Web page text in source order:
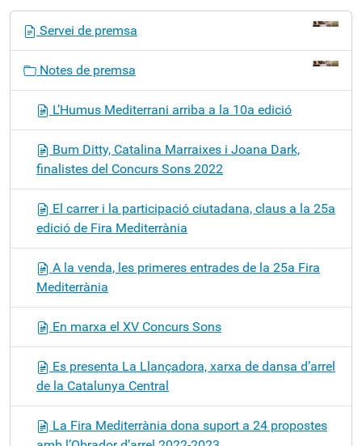
Servei de premsa
Notes de premsa
L’Humus Mediterrani arriba a la 10a edició
Bum Ditty, Catalina Marraixes i Joana Dark,
finalistes del Concurs Sons 2022
El carrer i la participació ciutadana, claus a la 25a
edició de Fira Mediterrània
A la venda, les primeres entrades de la 25a Fira
Mediterrània
En marxa el XV Concurs Sons
Es presenta La Llançadora, xarxa de dansa d’arrel
de la Catalunya Central
La Fira Mediterrània dona suport a 24 propostes